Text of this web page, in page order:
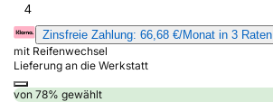
4
Zinsfreie Zahlung: 66,68 €/Monat in 3 Raten
mit Reifenwechsel
Lieferung an die Werkstatt
von 78% gewählt